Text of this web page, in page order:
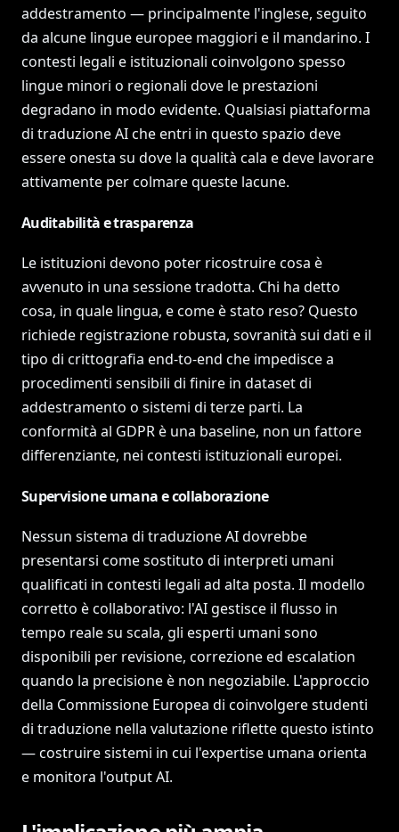
addestramento — principalmente l'inglese, seguito
da alcune lingue europee maggiori e il mandarino. I
contesti legali e istituzionali coinvolgono spesso
lingue minori o regionali dove le prestazioni
degradano in modo evidente. Qualsiasi piattaforma
di traduzione AI che entri in questo spazio deve
essere onesta su dove la qualità cala e deve lavorare
attivamente per colmare queste lacune.
Auditabilità e trasparenza
Le istituzioni devono poter ricostruire cosa è
avvenuto in una sessione tradotta. Chi ha detto
cosa, in quale lingua, e come è stato reso? Questo
richiede registrazione robusta, sovranità sui dati e il
tipo di crittografia end-to-end che impedisce a
procedimenti sensibili di finire in dataset di
addestramento o sistemi di terze parti. La
conformità al GDPR è una baseline, non un fattore
differenziante, nei contesti istituzionali europei.
Supervisione umana e collaborazione
Nessun sistema di traduzione AI dovrebbe
presentarsi come sostituto di interpreti umani
qualificati in contesti legali ad alta posta. Il modello
corretto è collaborativo: l'AI gestisce il flusso in
tempo reale su scala, gli esperti umani sono
disponibili per revisione, correzione ed escalation
quando la precisione è non negoziabile. L'approccio
della Commissione Europea di coinvolgere studenti
di traduzione nella valutazione riflette questo istinto
— costruire sistemi in cui l'expertise umana orienta
e monitora l'output AI.